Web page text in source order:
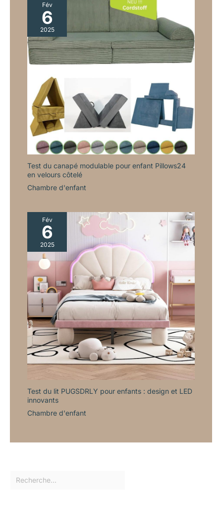
Fév
6
2025
Test du canapé modulable pour enfant Pillows24
en velours côtelé
Chambre d'enfant
Fév
6
2025
Test du lit PUGSDRLY pour enfants : design et LED
innovants
Chambre d'enfant